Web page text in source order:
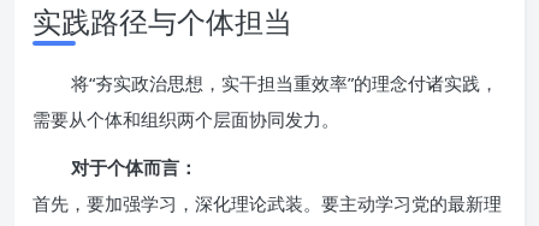
实践路径与个体担当
将“夯实政治思想，实干担当重效率”的理念付诸实践，
需要从个体和组织两个层面协同发力。
对于个体而言：
首先，要加强学习，深化理论武装。要主动学习党的最新理